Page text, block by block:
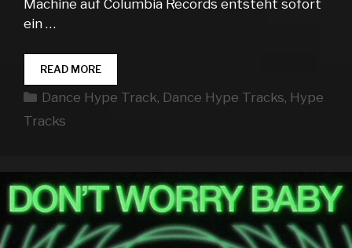
Machine auf Columbia Records entsteht sofort
ein …
READ MOREDANCE
HYPE
TRACKS
Kategorien
Dance Hype Track, Dance Hype Tracks, Hype
Tracks